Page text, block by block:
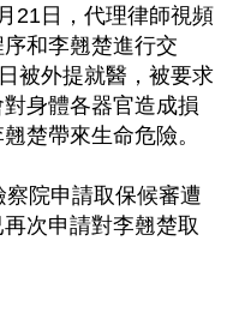
21日，代理律師視頻
和李翹楚進行交
被外提就醫，被要求
身體各器官造成損
楚帶來生命危險。
院申請取保候審遭
次申請對李翹楚取